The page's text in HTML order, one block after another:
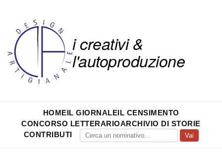
i creativi &
l'autoproduzione
HOMEIL GIORNALEIL CENSIMENTO
CONCORSO LETTERARIOARCHIVIO DI STORIE
CONTRIBUTI
Vai